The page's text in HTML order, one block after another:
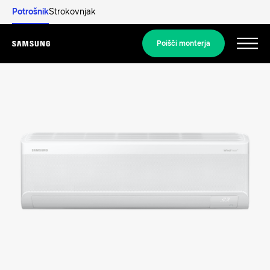
PotrošnikStrokovnjak
Menu
Poišči monterja